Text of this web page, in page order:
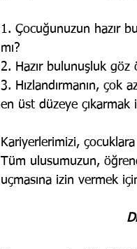
1. Çocuğunuzun hazır
mı?
2. Hazır bulunuşluk göz
3. Hızlandırmanın, çok
en üst düzeye
Kariyerlerimizi,
Tüm ulusumuzun,
uçmasına izin vermek